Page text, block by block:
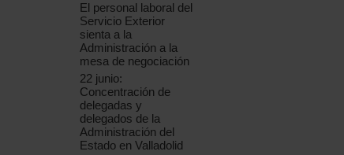
El personal laboral del
Servicio Exterior
sienta a la
Administración a la
mesa de negociación
22 junio:
Concentración de
delegadas y
delegados de la
Administración del
Estado en Valladolid